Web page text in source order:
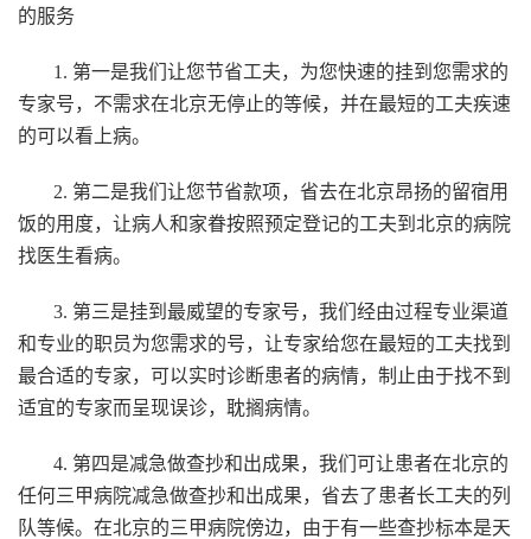
的服务
1. 第一是我们让您节省工夫，为您快速的挂到您需求的
专家号，不需求在北京无停止的等候，并在最短的工夫疾速
的可以看上病。
2. 第二是我们让您节省款项，省去在北京昂扬的留宿用
饭的用度，让病人和家眷按照预定登记的工夫到北京的病院
找医生看病。
3. 第三是挂到最威望的专家号，我们经由过程专业渠道
和专业的职员为您需求的号，让专家给您在最短的工夫找到
最合适的专家，可以实时诊断患者的病情，制止由于找不到
适宜的专家而呈现误诊，耽搁病情。
4. 第四是减急做查抄和出成果，我们可让患者在北京的
任何三甲病院减急做查抄和出成果，省去了患者长工夫的列
队等候。在北京的三甲病院傍边，由于有一些查抄标本是天